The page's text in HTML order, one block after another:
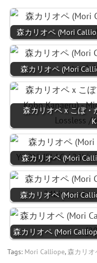
森カリオペ (Mori
森カリオペ (Mori
森カリオペｘこぼ・
森カリオペ (Mori
森カリオペ (Mori
森カリオペ (Mori
Tags: Mori Calliope,森カリオ